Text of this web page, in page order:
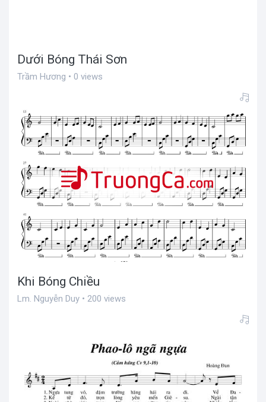
Dưới Bóng Thái Sơn
Trầm Hương • 0 views
Khi Bóng Chiều
Lm. Nguyễn Duy • 200 views